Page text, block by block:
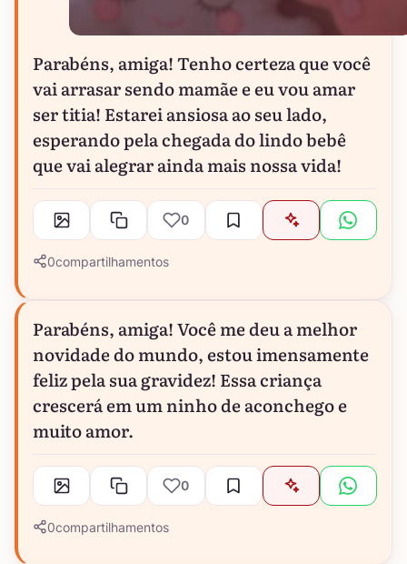
Parabéns, amiga! Tenho certeza que você
vai arrasar sendo mamãe e eu vou amar
ser titia! Estarei ansiosa ao seu lado,
esperando pela chegada do lindo bebê
que vai alegrar ainda mais nossa vida!
0
0compartilhamentos
Parabéns, amiga! Você me deu a melhor
novidade do mundo, estou imensamente
feliz pela sua gravidez! Essa criança
crescerá em um ninho de aconchego e
muito amor.
0
0compartilhamentos